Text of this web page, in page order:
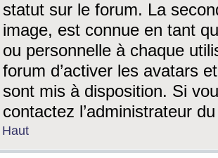
statut sur le forum. La
image, est connue en tant
ou personnelle à chaque
forum d’activer les avatars
sont mis à disposition. Si
contactez l’administrateur
Haut